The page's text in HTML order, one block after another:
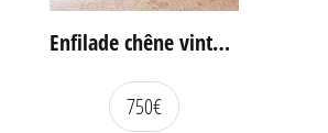
Enfilade chêne vintage portes coulissantes
750€